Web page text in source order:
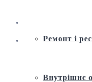
Ремонт і
Внутрішнє